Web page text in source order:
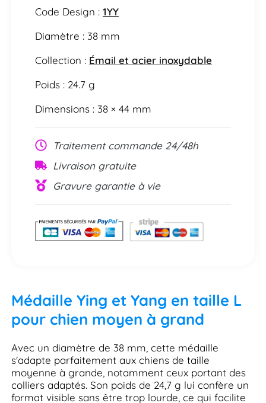
Code Design : 1YY
Diamètre : 38 mm
Collection : Émail et acier inoxydable
Poids : 24.7 g
Dimensions : 38 × 44 mm
Traitement commande 24/48h
Livraison gratuite
Gravure garantie à vie
Médaille Ying et Yang en taille L
pour chien moyen à grand
Avec un diamètre de 38 mm, cette médaille
s'adapte parfaitement aux chiens de taille
moyenne à grande, notamment ceux portant des
colliers adaptés. Son poids de 24,7 g lui confère un
format visible sans être trop lourde, ce qui facilite